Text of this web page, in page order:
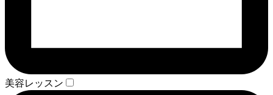
美容レッスン